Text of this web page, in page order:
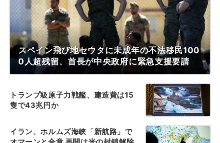
スペイン飛び地セウタに未成年の不法移民100
0人超残留、首長が中央政府に緊急支援要請
トランプ級原子力戦艦、建造費は15
隻で43兆円か
イラン、ホルムズ海峡「新航路」で